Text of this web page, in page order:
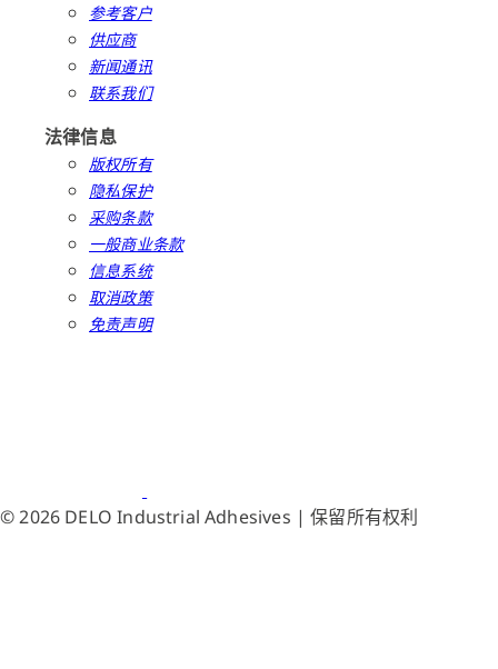
参考客户
供应商
新闻通讯
联系我们
法律信息
版权所有
隐私保护
采购条款
一般商业条款
信息系统
取消政策
免责声明
© 2026 DELO Industrial Adhesives | 保留所有权利